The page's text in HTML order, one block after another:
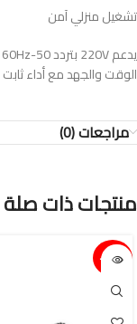
تشغيل منزلي آمن
الوقت والجهد مع أداء ثابت
مراجعات (0)
منتجات ذات صلة
15%-